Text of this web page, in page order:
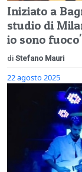
Iniziato a
studio di
io sono
di Stefano Mauri
22 agosto 2025